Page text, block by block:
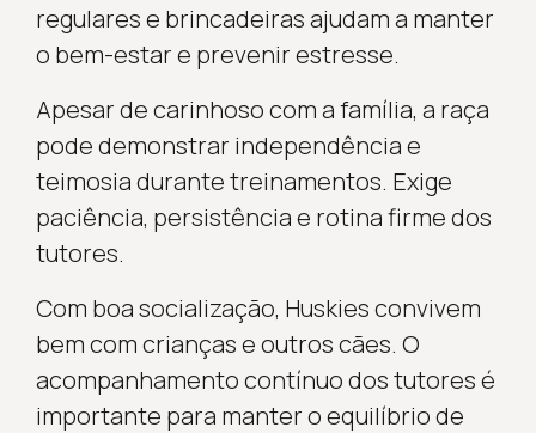
regulares e brincadeiras ajudam a manter
o bem-estar e prevenir estresse.
Apesar de carinhoso com a família, a raça
pode demonstrar independência e
teimosia durante treinamentos. Exige
paciência, persistência e rotina firme dos
tutores.
Com boa socialização, Huskies convivem
bem com crianças e outros cães. O
acompanhamento contínuo dos tutores é
importante para manter o equilíbrio de